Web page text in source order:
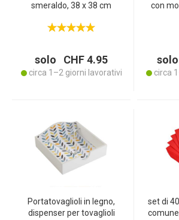
smeraldo, 38 x 38 cm
solo CHF 4.95
circa 1–2 giorni lavorativi
con
circa
Portatovaglioli in legno,
dispenser per tovaglioli
set di